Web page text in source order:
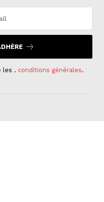
les . conditions générales.